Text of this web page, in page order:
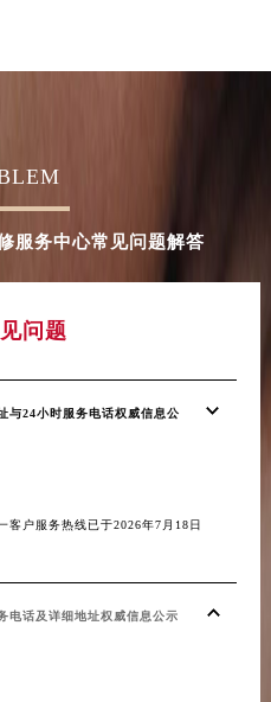
服务中心常见问题解答
问题
与24小时服务电话权威信息公
客户服务热线已于2026年7月18日
电话及详细地址权威信息公示